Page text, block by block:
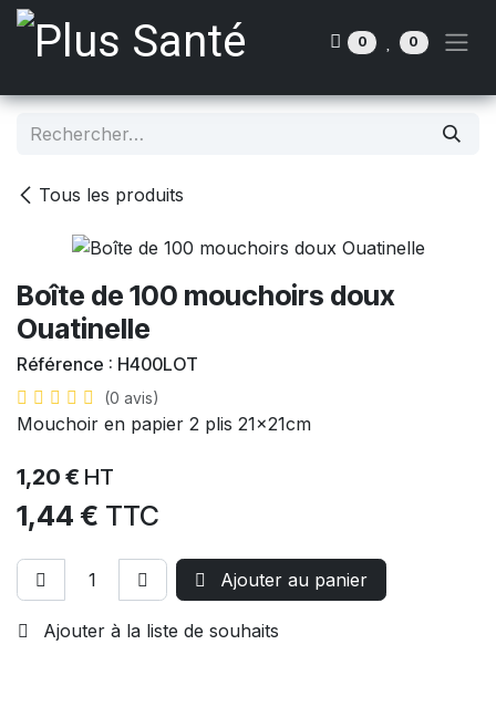
Se rendre au contenu
0 0
Tous les produits
Boîte de 100 mouchoirs doux
Ouatinelle
Référence : H400LOT
(0 avis)
Mouchoir en papier 2 plis 21x21cm
1,20 € HT
1,44 € TTC
Ajouter au panier
Ajouter à la liste de souhaits